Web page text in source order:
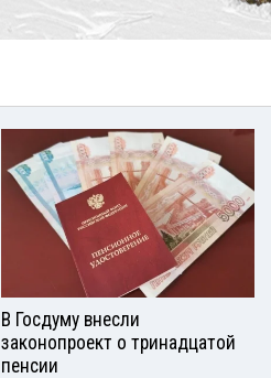
В Госдуму внесли
законопроект о тринадцатой
пенсии